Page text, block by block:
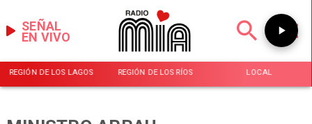
EN VIVO
SEÑAL
REGIÓN DE LOS LAGOS REGIÓN DE LOS RÍOS LOCAL